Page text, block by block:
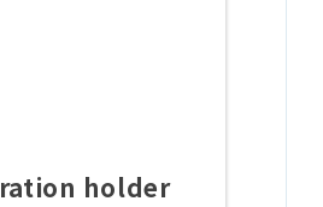
holder